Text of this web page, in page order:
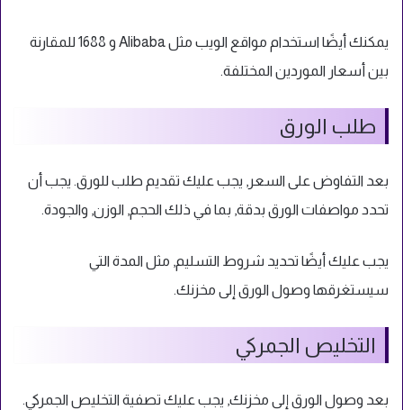
يمكنك أيضًا استخدام مواقع الويب مثل Alibaba و 1688 للمقارنة
بين أسعار الموردين المختلفة.
طلب الورق
بعد التفاوض على السعر, يجب عليك تقديم طلب للورق. يجب أن
تحدد مواصفات الورق بدقة, بما في ذلك الحجم, الوزن, والجودة.
يجب عليك أيضًا تحديد شروط التسليم, مثل المدة التي
سيستغرقها وصول الورق إلى مخزنك.
التخليص الجمركي
بعد وصول الورق إلى مخزنك, يجب عليك تصفية التخليص الجمركي.